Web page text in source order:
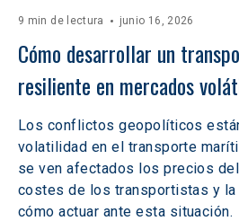
9 min de lectura junio 16, 2026
Cómo desarrollar un
resiliente en mercados
Los conflictos geopolíticos
volatilidad en el transporte
se ven afectados los precios
costes de los transportistas y
cómo actuar ante esta situación.